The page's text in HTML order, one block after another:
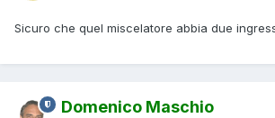
Sicuro che quel miscelatore abbia due
Domenico Maschio